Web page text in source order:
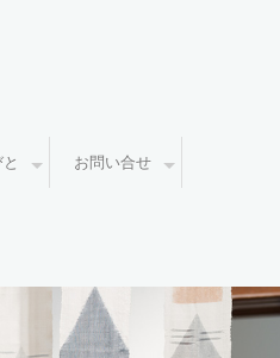
お問い合せ